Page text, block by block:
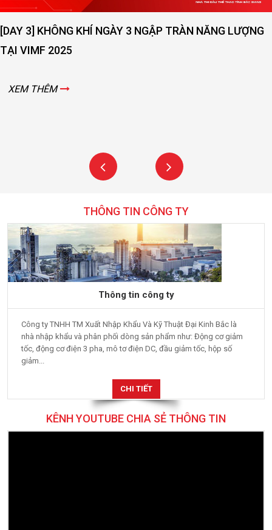
[DAY 3] KHÔNG KHÍ NGÀY 3 NGẬP TRÀN NĂNG LƯỢNG
TẠI VIMF 2025
XEM THÊM
THÔNG TIN CÔNG TY
Thông tin công ty
Công ty TNHH TM Xuất Nhập Khẩu Và Kỹ Thuật Đại Kinh Bắc là
nhà nhập khẩu và phân phối dòng sản phẩm như: Động cơ giảm
tốc, động cơ điện 3 pha, mô tơ điện DC, đầu giảm tốc, hộp số
giảm...
CHI TIẾT
KÊNH YOUTUBE CHIA SẺ THÔNG TIN